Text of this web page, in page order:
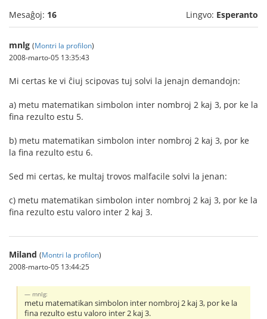
Mesaĝoj: 16 Lingvo: Esperanto
mnlg (Montri la profilon)
2008-marto-05 13:35:43
Mi certas ke vi ĉiuj scipovas tuj solvi la jenajn demandojn:
a) metu matematikan simbolon inter nombroj 2 kaj 3, por ke la
fina rezulto estu 5.
b) metu matematikan simbolon inter nombroj 2 kaj 3, por ke
la fina rezulto estu 6.
Sed mi certas, ke multaj trovos malfacile solvi la jenan:
c) metu matematikan simbolon inter nombroj 2 kaj 3, por ke la
fina rezulto estu valoro inter 2 kaj 3.
Miland (Montri la profilon)
2008-marto-05 13:44:25
mnlg:
metu matematikan simbolon inter nombroj 2 kaj 3, por ke la
fina rezulto estu valoro inter 2 kaj 3.